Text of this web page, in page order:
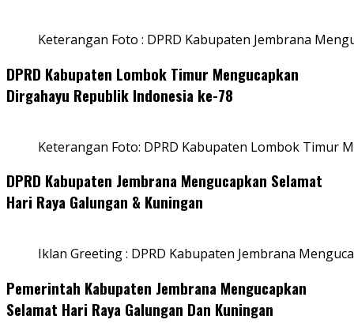
Keterangan Foto : DPRD Kabupaten Jembrana
DPRD Kabupaten Lombok Timur Mengucapkan
Dirgahayu Republik Indonesia ke-78
Keterangan Foto: DPRD Kabupaten Lombok Timur
DPRD Kabupaten Jembrana Mengucapkan Selamat
Hari Raya Galungan & Kuningan
Iklan Greeting : DPRD Kabupaten Jembrana
Pemerintah Kabupaten Jembrana Mengucapkan
Selamat Hari Raya Galungan Dan Kuningan